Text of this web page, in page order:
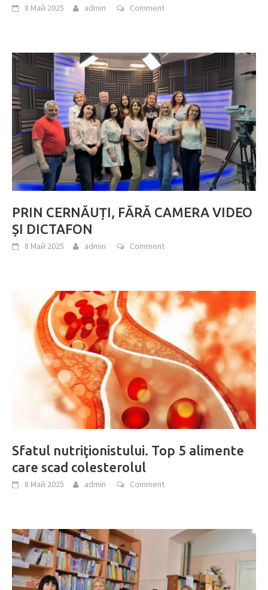
8 Май 2025 admin Comment
PRIN CERNĂUȚI, FĂRĂ CAMERA VIDEO
ȘI DICTAFON
8 Май 2025 admin Comment
Sfatul nutriţionistului. Top 5 alimente
care scad colesterolul
8 Май 2025 admin Comment